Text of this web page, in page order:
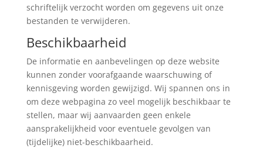
schriftelijk verzocht worden om gegevens uit onze
bestanden te verwijderen.
Beschikbaarheid
De informatie en aanbevelingen op deze website
kunnen zonder voorafgaande waarschuwing of
kennisgeving worden gewijzigd. Wij spannen ons in
om deze webpagina zo veel mogelijk beschikbaar te
stellen, maar wij aanvaarden geen enkele
aansprakelijkheid voor eventuele gevolgen van
(tijdelijke) niet-beschikbaarheid.